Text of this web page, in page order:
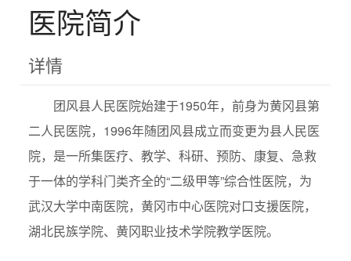
医院简介
详情
团风县人民医院始建于1950年，前身为黄冈县第
二人民医院，1996年随团风县成立而变更为县人民医
院，是一所集医疗、教学、科研、预防、康复、急救
于一体的学科门类齐全的“二级甲等”综合性医院，为
武汉大学中南医院，黄冈市中心医院对口支援医院，
湖北民族学院、黄冈职业技术学院教学医院。